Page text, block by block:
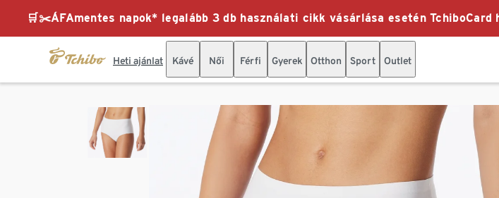
🛒✂️ÁFAmentes napok* legalább 3 db használati cikk vásárlása esetén
Heti ajánlat Kávé Női Férfi Gyerek Otthon Sport Outlet